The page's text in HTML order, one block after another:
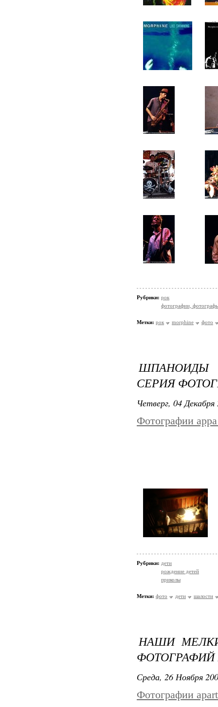
Рубрики: рок
фотографии,
Метки: рок morphine фото
ШПАНОИДЫ
СЕРИЯ
Четверг, 04
Фотографии
Рубрики: дети
рождение детей
приколы
Метки: фото дети шалости
НАШИ
Среда, 26 Ноября
Фотографии